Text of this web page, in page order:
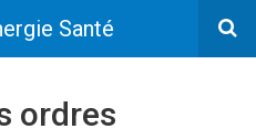
Santé
ordres